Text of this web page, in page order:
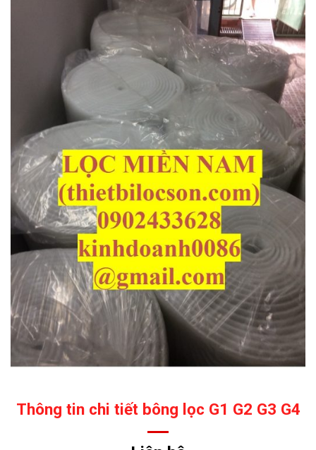
Thông tin chi tiết bông lọc G1 G2 G3 G4